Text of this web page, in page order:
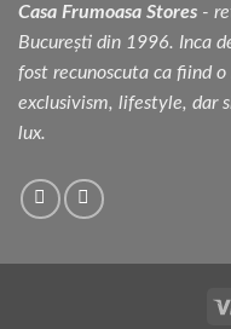
Casa Frumoasa Stores -
București din 1996. Inca
fost recunoscuta ca fiind
exclusivism, lifestyle, dar
lux.